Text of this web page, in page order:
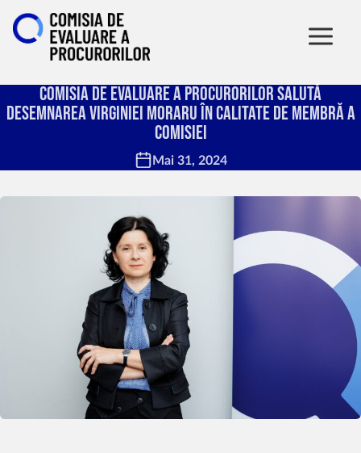
Comisia de Evaluare a Procurorilor salută
desemnarea Virginiei Moraru în calitate de membră a
Comisiei
Mai 31, 2024